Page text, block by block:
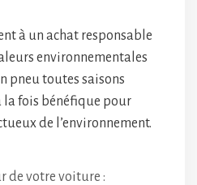
à un achat responsable
environnementales
pneu toutes saisons
fois bénéfique pour
de l’environnement.
de votre voiture :